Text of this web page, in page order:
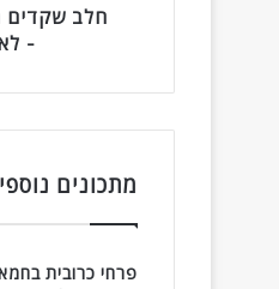
ן
פ
ט
חלב שקדים
-
מתכונים
פרחי כרובית